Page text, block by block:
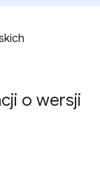
o wersji